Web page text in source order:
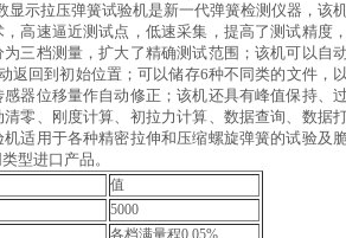
显示拉压弹簧试验机是新一代弹簧检测仪器， 该
，高速逼近测试点， 低速采集， 提高了测试精度
为三档测量，扩大了精确测试范围；该机可以自
返回到初始位置；可以储存6种不同类的文件，
器位移量作自动修正；该机还具有峰值保持、
零、刚度计算、初拉力计算、数据查询、数据
适用于各种精密拉伸和压缩螺旋弹簧的试验及
型进口产品。
值
5000